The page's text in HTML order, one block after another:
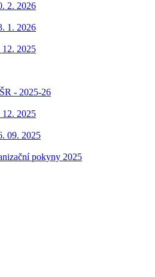
2. 2026
1. 2026
12. 2025
- 2025-26
12. 2025
09. 2025
pokyny 2025